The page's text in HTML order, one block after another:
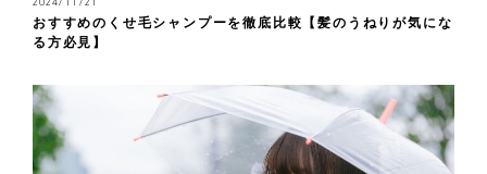
おすすめのくせ毛シャンプーを徹底比較【髪のうねりが気にな
る方必見】